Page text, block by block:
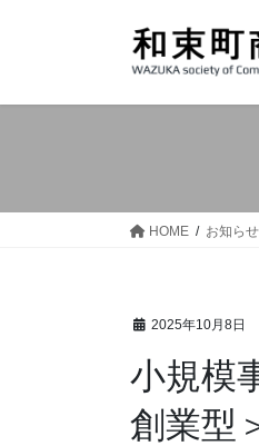
HOME お知らせ
2025年10月8日
小規模
創業型